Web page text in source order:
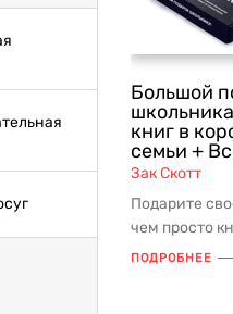
Большой
книг в
семьи +
Зак Скотт
Подарите
чем просто
ПОДРОБНЕЕ